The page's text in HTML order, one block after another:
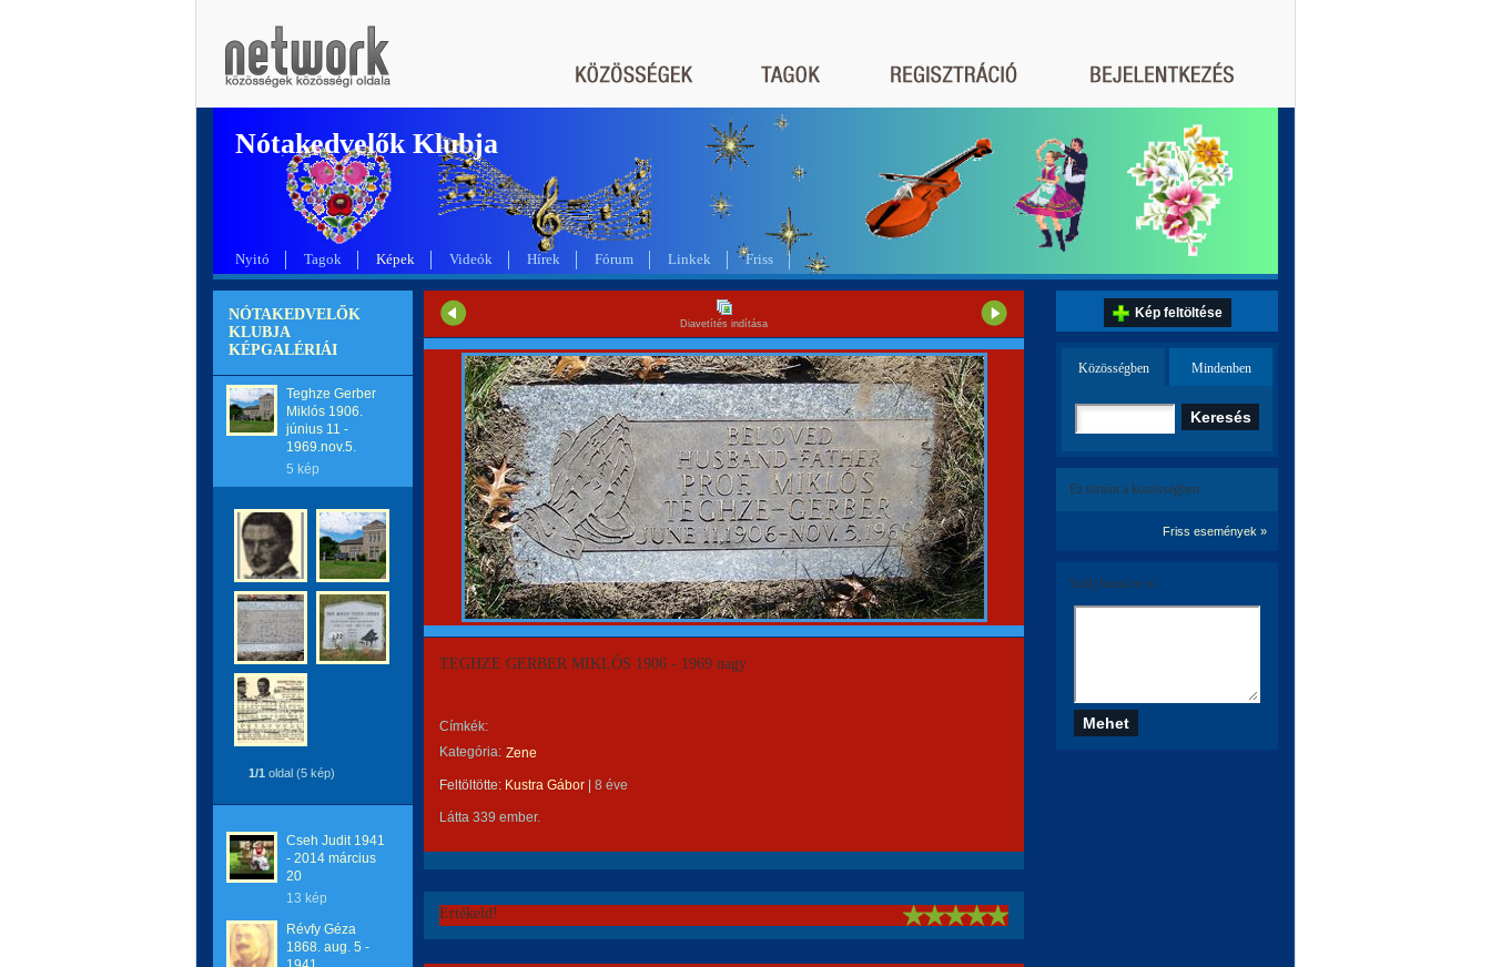
Nótakedvelők Klubja
Nyitó Tagok Képek Videók Hírek Fórum Linkek Friss
NÓTAKEDVELŐK
KLUBJA
KÉPGALÉRIÁI
Teghze Gerber
Miklós 1906.
június 11 -
1969.nov.5.
5 kép
1/1 oldal (5 kép)
Cseh Judit 1941
- 2014 március
20
13 kép
Révfy Géza
1868. aug. 5 -
Diavetítés indítása
TEGHZE GERBER MIKLÓS 1906 - 1969 nagy
Címkék:
Kategória: Zene
Feltöltötte: Kustra Gábor 8 éve
Látta 339 ember.
Értékeld!
Kép feltöltése
Közösségben Mindenben
Ez történt a közösségben:
Friss események »
Szólj hozzá te is!